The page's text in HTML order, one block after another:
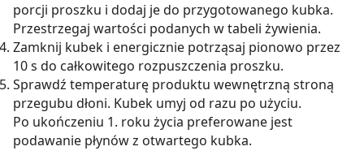
porcji proszku i dodaj je do przygotowanego kubka.
Przestrzegaj wartości podanych w tabeli żywienia.
Zamknij kubek i energicznie potrząsaj pionowo przez
10 s do całkowitego rozpuszczenia proszku.
Sprawdź temperaturę produktu wewnętrzną stroną
przegubu dłoni. Kubek umyj od razu po użyciu.
Po ukończeniu 1. roku życia preferowane jest
podawanie płynów z otwartego kubka.